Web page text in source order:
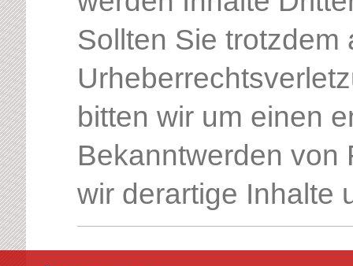
Sollten Sie trotzdem
bitten wir um einen
Bekanntwerden von
wir derartige Inhalte